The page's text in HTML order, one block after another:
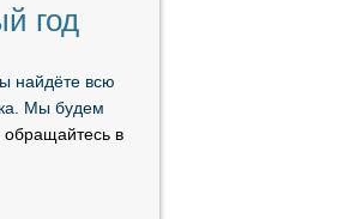
год
найдёте всю
Мы будем
в